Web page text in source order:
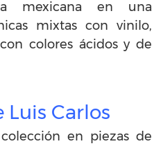
mexicana en una
mixtas con vinilo,
colores ácidos y de
Luis Carlos
en piezas de